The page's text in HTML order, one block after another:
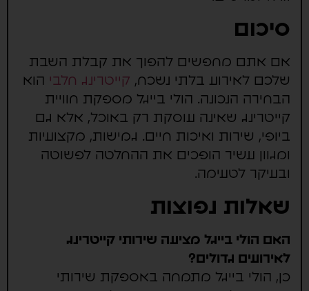
סיכום
אם אתם מחפשים להפוך את קבלת השבת
שלכם לאירוע בלתי נשכח,קייטרינג חלביהוא
הבחירה הנכונה. הולי בייגל מספקת חוויית
קייטרינג שאינה עוסקת רק באוכל, אלא גם
ביופי, שירות ואיכות חיים. גמישות, מקצועיות
ומגוון עשיר הופכים את ההחלטה לפשוטה
ובעיקר לטעימה.
שאלות נפוצות
האם הולי בייגל מציעה שירותי קייטרינג
לאירועים גדולים?
כן, הולי בייגל מתמחה באספקת שירותי